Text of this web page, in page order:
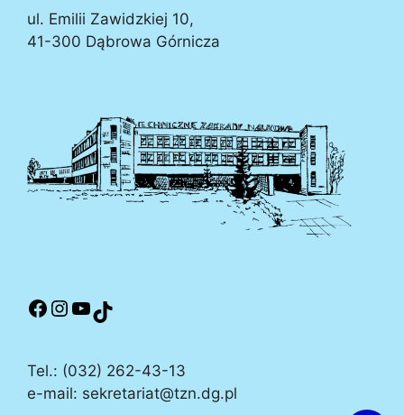
ul. Emilii Zawidzkiej 10,
41-300 Dąbrowa Górnicza
Tel.: (032) 262-43-13
e-mail: sekretariat@tzn.dg.pl